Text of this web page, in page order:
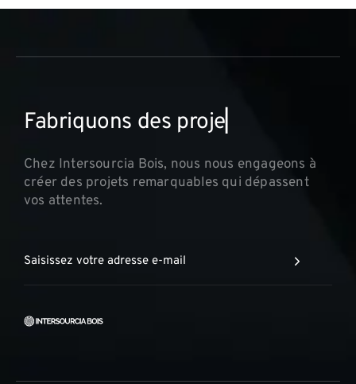
Fabriquons des proje
Chez Intersourcia Bois, nous nous engageons à
créer des projets remarquables qui dépassent
vos attentes.